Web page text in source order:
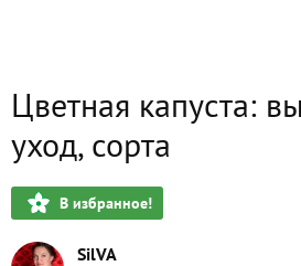
Цветная капуста:
уход, сорта
В избранное!
SilVA